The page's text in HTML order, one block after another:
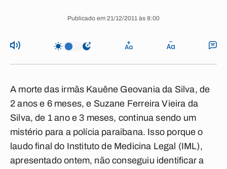
Publicado em 21/12/2011 às 8:00
A morte das irmãs Kauêne Geovania da Silva, de
2 anos e 6 meses, e Suzane Ferreira Vieira da
Silva, de 1 ano e 3 meses, continua sendo um
mistério para a polícia paraibana. Isso porque o
laudo final do Instituto de Medicina Legal (IML),
apresentado ontem, não conseguiu identificar a